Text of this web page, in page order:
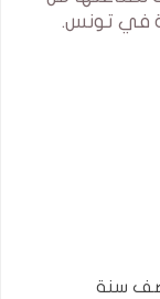
في تونس.
نصف سنة